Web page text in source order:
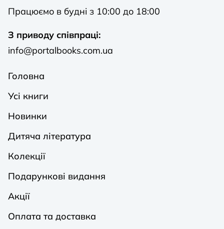
Працюємо в будні з 10:00 до 18:00
З приводу співпраці:
info@portalbooks.com.ua
Головна
Усі книги
Новинки
Дитяча література
Колекції
Подарункові видання
Акції
Оплата та доставка